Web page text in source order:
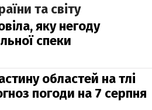
та світу
яку негоду
спеки
областей на тлі
погоди на 7 серпня